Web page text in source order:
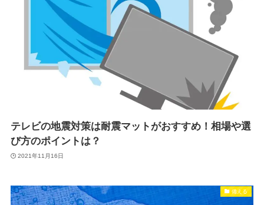
テレビの地震対策は耐震マットがおすすめ！相場や選
び方のポイントは？
2021年11月16日
備える